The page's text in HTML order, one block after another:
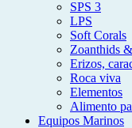
SPS 3
LPS
Soft Corals
Zoanthids
Erizos,
Roca viva
Elementos
Alimento
Equipos Marinos